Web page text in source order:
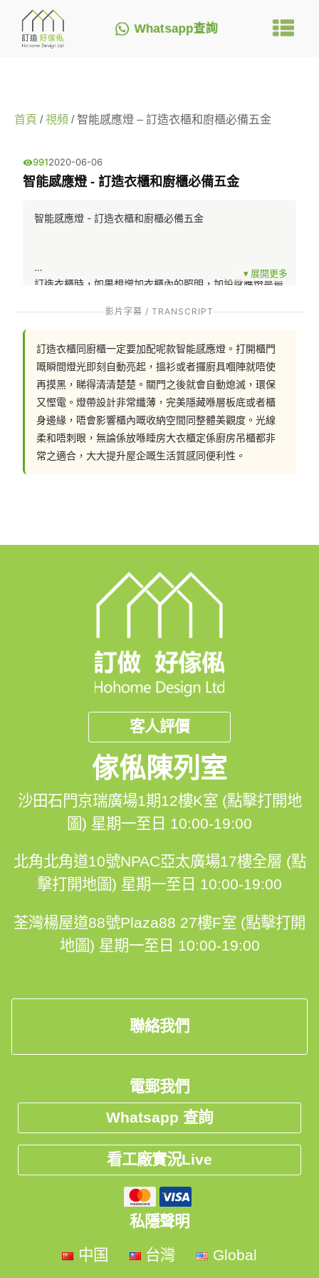
Whatsapp查詢
首頁 /視頻 / 智能感應燈 – 訂造衣櫃和廚櫃必備五金
9912020-06-06
智能感應燈 - 訂造衣櫃和廚櫃必備五金
智能感應燈 - 訂造衣櫃和廚櫃必備五金
訂造衣櫃時，如果想增加衣櫃內的照明，加設感應燈是最
3種加法。第一種就是明裝式的感應燈。一般這種感應燈
電，用3M 貼，胋在櫃底就可以。但這種感應燈亮度可能
略有不足。同時結構不太穩固，在掛衣時很容易撞散。如
果衣櫃是經常用的那種，就可能需要不時換電。如果想時
尚一點可以選擇掛衣通式的充電式感應燈。
除了入電式感應燈，當然還有插電式感應燈。做法有兩
應燈燈除了可以安裝在衣櫃內，當然也可以安裝在廚櫃底
📲 whatsapp : 92310829
一鍵切換: https://wa.me/85292310829
💬Facebook: https://facebook.com/hohomehk
FB Inbox 索取免費設計圖:: https://m.me/hohomehk/
🖥️網站: https://hohomehk.com
🏢辦公室: 沙田石門京瑞廣場2期Shop101C44
🛠我們的傢俬訂造流程🛠
6⃣安裝 ⛏
影片字幕 / TRANSCRIPT
訂造衣櫃同廚櫃一定要加配呢款智能感應燈。打開櫃門
嘅瞬間燈光即刻自動亮起，搵衫或者攞廚具嗰陣就唔使
再摸黑，睇得清清楚楚。關門之後就會自動熄滅，環保
又慳電。燈帶設計非常纖薄，完美隱藏喺層板底或者櫃
身邊緣，唔會影響櫃內嘅收納空間同整體美觀度。光線
柔和唔刺眼，無論係放喺睡房大衣櫃定係廚房吊櫃都非
常之適合，大大提升屋企嘅生活質感同便利性。
客人評價
傢俬陳列室
沙田石門京瑞廣場1期12樓K室 (點擊打開地
圖) 星期一至日 10:00-19:00
北角北角道10號NPAC亞太廣場17樓全層 (點
擊打開地圖) 星期一至日 10:00-19:00
荃灣楊屋道88號Plaza88 27樓F室 (點擊打開
地圖) 星期一至日 10:00-19:00
聯絡我們
電郵我們
Whatsapp 查詢
看工廠實況Live
私隱聲明
中国
台灣 Global